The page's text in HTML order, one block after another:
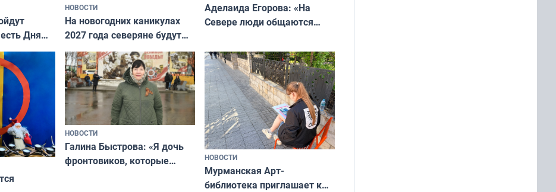
Дня
НОВОСТИ
На новогодних каникулах
2027 года северяне будут
отдыхать 11 дней
Аделаида Егорова: «На
Севере люди общаются
а потому что
ты им интересен»
НОВОСТИ
Галина Быстрова: «Я дочь
фронтовиков, которые
НОВОСТИ
Мурманская Арт-
библиотека приглашает к